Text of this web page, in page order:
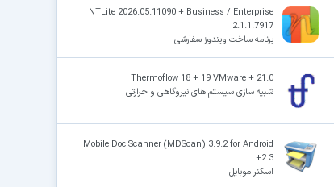
NTLite 2026.05.11090 + Business / Enterprise
2.1.1.7917
برنامه ساخت ویندوز سفارشی
Thermoflow 18 + 19 VMware + 21.0
شبیه سازی سیستم های نیروگاهی و حرارتی
Mobile Doc Scanner (MDScan) 3.9.2 for Android
+2.3
اسکنر موبایل